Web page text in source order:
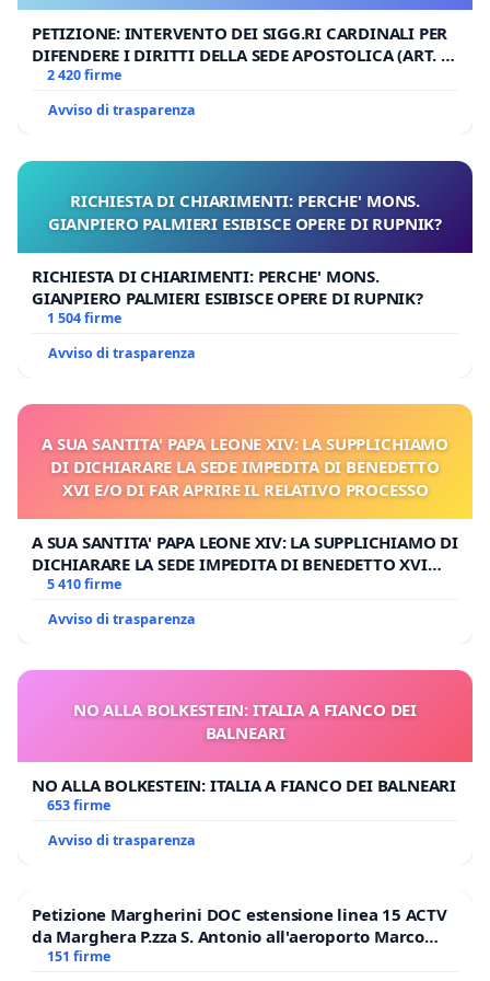
PETIZIONE: INTERVENTO DEI SIGG.RI CARDINALI PER
DIFENDERE I DIRITTI DELLA SEDE APOSTOLICA (ART. 3
UDG)
2 420 firme
Avviso di trasparenza
RICHIESTA DI CHIARIMENTI: PERCHE' MONS.
GIANPIERO PALMIERI ESIBISCE OPERE DI RUPNIK?
RICHIESTA DI CHIARIMENTI: PERCHE' MONS.
GIANPIERO PALMIERI ESIBISCE OPERE DI RUPNIK?
1 504 firme
Avviso di trasparenza
A SUA SANTITA' PAPA LEONE XIV: LA SUPPLICHIAMO
DI DICHIARARE LA SEDE IMPEDITA DI BENEDETTO
XVI E/O DI FAR APRIRE IL RELATIVO PROCESSO
A SUA SANTITA' PAPA LEONE XIV: LA SUPPLICHIAMO DI
DICHIARARE LA SEDE IMPEDITA DI BENEDETTO XVI
E/O DI FAR APRIRE IL RELATIVO PROCESSO
5 410 firme
Avviso di trasparenza
NO ALLA BOLKESTEIN: ITALIA A FIANCO DEI
BALNEARI
NO ALLA BOLKESTEIN: ITALIA A FIANCO DEI BALNEARI
653 firme
Avviso di trasparenza
Petizione Margherini DOC estensione linea 15 ACTV
da Marghera P.zza S. Antonio all'aeroporto Marco
Polo tariffa a € 1,50
151 firme